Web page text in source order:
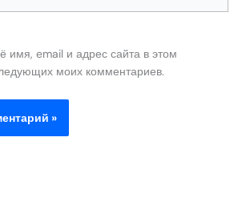
имя, email и адрес сайта в этом
моих комментариев.